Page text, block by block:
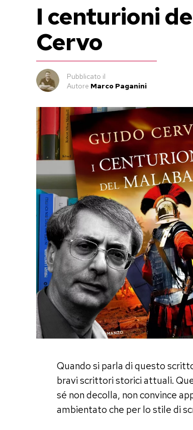
I centurioni
Cervo
Pubblicato il
Autore Marco Paganini
Quando si parla di questo
bravi scrittori storici attuali.
sé non decolla, non convince
ambientato che per lo stile di